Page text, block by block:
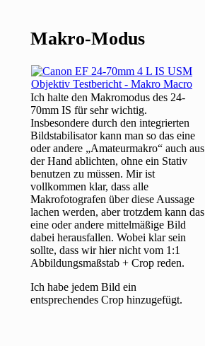
Makro-Modus
Ich halte den Makromodus des 24-
70mm IS für sehr wichtig.
Insbesondere durch den integrierten
Bildstabilisator kann man so das eine
oder andere „Amateurmakro“ auch aus
der Hand ablichten, ohne ein Stativ
benutzen zu müssen. Mir ist
vollkommen klar, dass alle
Makrofotografen über diese Aussage
lachen werden, aber trotzdem kann das
eine oder andere mittelmäßige Bild
dabei herausfallen. Wobei klar sein
sollte, dass wir hier nicht vom 1:1
Abbildungsmaßstab + Crop reden.
Ich habe jedem Bild ein
entsprechendes Crop hinzugefügt.